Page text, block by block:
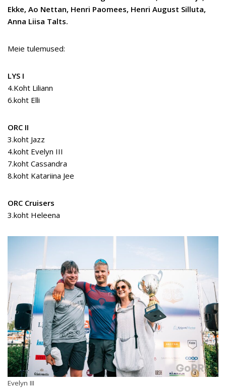
Ekke, Ao Nettan, Henri Paomees, Henri August Silluta,
Anna Liisa Talts.
Meie tulemused:
LYS I
4.Koht Liliann
6.koht Elli
ORC II
3.koht Jazz
4.koht Evelyn III
7.koht Cassandra
8.koht Katariina Jee
ORC Cruisers
3.koht Heleena
Evelyn III